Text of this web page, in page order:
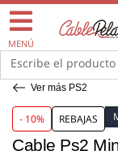
MENÚ
Escribe el
Ver más PS2
- 10% REBAJAS
Cable Ps2